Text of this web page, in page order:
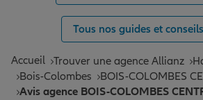
Tous nos guides et
Accueil Trouver une agence Allianz
Bois-Colombes
BOIS-COLOMBES
Avis agence BOIS-COLOMBES